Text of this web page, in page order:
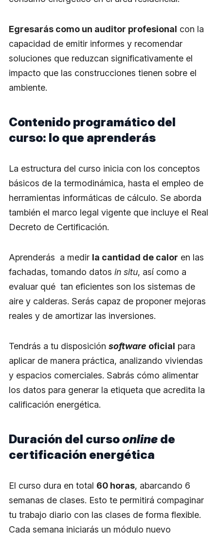
Egresarás como un auditor profesional con la
capacidad de emitir informes y recomendar
soluciones que reduzcan significativamente el
impacto que las construcciones tienen sobre el
ambiente.
Contenido programático del
curso: lo que aprenderás
La estructura del curso inicia con los conceptos
básicos de la termodinámica, hasta el empleo de
herramientas informáticas de cálculo. Se aborda
también el marco legal vigente que incluye el Real
Decreto de Certificación.
Aprenderás a medir la cantidad de calor en las
fachadas, tomando datos in situ, así como a
evaluar qué tan eficientes son los sistemas de
aire y calderas. Serás capaz de proponer mejoras
reales y de amortizar las inversiones.
Tendrás a tu disposición software oficial para
aplicar de manera práctica, analizando viviendas
y espacios comerciales. Sabrás cómo alimentar
los datos para generar la etiqueta que acredita la
calificación energética.
Duración del cursoonline de
certificación energética
El curso dura en total 60 horas, abarcando 6
semanas de clases. Esto te permitirá compaginar
tu trabajo diario con las clases de forma flexible.
Cada semana iniciarás un módulo nuevo